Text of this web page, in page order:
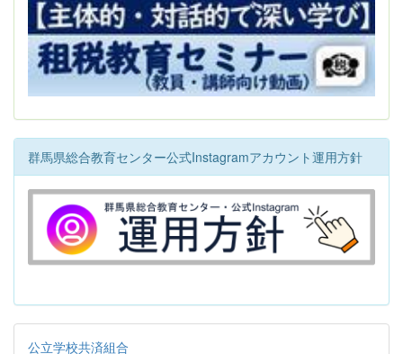
群馬県総合教育センター公式Instagramアカウント運用方針
公立学校共済組合